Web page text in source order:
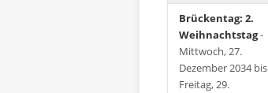
Brückentag: 2.
Weihnachtstag-
Mittwoch, 27.
Dezember 2034 bis
Freitag, 29.